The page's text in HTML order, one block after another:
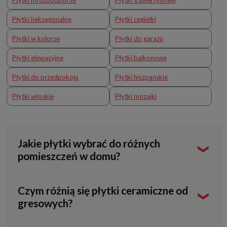
Płytki heksagonalne Płytki cegiełki
Płytki w kolorze Płytki do garażu
Płytki elewacyjne Płytki balkonowe
Płytki do przedpokoju Płytki hiszpańskie
Płytki włoskie Płytki mozaiki
Jakie płytki wybrać do różnych
pomieszczeń w domu?
ogromne znaczenie dla estetyki i funkcjonalności wnętrz.
W kuchni szczególnie ważne są płytki odporne na plamy i
Czym różnią się płytki ceramiczne od
gresowych?